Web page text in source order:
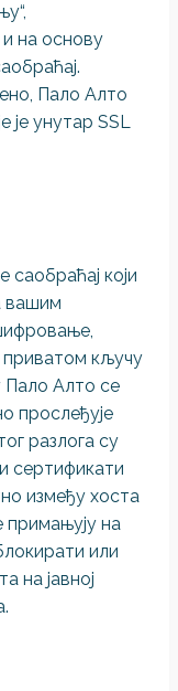
и на основу
Пало Алто
је унутар SSL
који
вашим
кључу
Пало Алто се
прослеђује
разлога су
сертификати
између хоста
примањују на
или
на јавној